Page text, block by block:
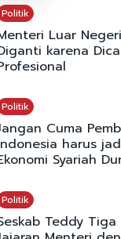
Politik
Luar
karena
Politik
Cuma
harus
Syariah
Politik
Teddy Tiga